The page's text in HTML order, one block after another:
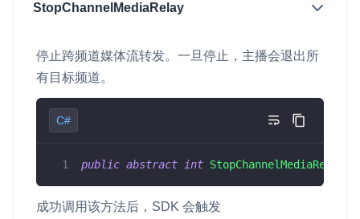
StopChannelMediaRelay
停止跨频道媒体流转发。一旦停止，主播会退出所
有目标频道。
C#
public abstract int StopChannelMediaRelay
成功调用该方法后，SDK 会触发